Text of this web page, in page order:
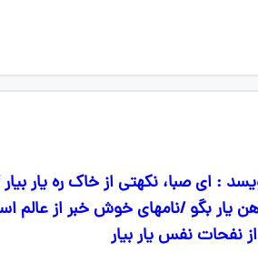
: ای صبا، نکهتی از خاک ره یار
یار بگو /نامهای خوش خبر از عالم
نفس یار بیار